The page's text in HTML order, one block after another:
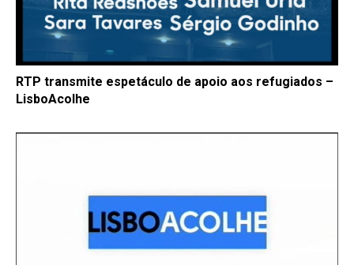
RTP transmite espetáculo de apoio aos refugiados –
LisboAcolhe